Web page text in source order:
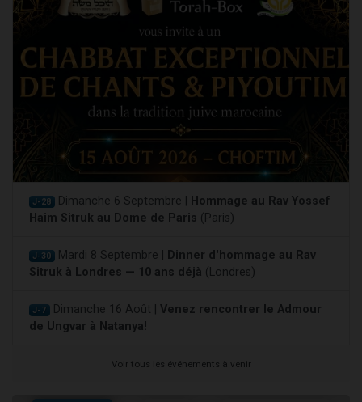
J-28 Dimanche 6 Septembre |
Hommage au Rav Yossef
Haim Sitruk au Dome de Paris (Paris)
J-30 Mardi 8 Septembre |
Dinner d'hommage au Rav
Sitruk à Londres — 10 ans déjà (Londres)
J-7 Dimanche 16 Août | Venez rencontrer le Admour
de Ungvar à Natanya!
Voir tous les événements à venir